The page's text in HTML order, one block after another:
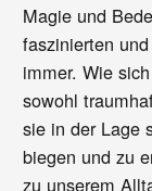
Magie und
faszinierten
immer. Wie
sowohl
sie in der Lage
biegen und zu
zu unserem